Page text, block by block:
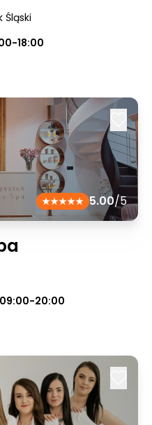
Śląski
18:00
5.00/5
09:00-20:00